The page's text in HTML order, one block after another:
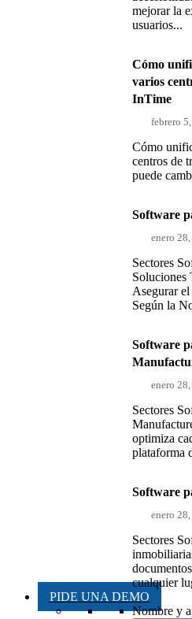
mejorar la
usuarios...
Cómo
varios
InTime
febrero
Cómo
centros de
puede
Software
enero
Sectores
Soluciones
Asegurar
Según la
Software
enero
Sectores
optimiza
plataforma
Software
enero
Sectores
cualquier
PIDE UNA DEMO
Nombre y